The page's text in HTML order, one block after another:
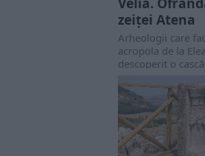
zeiței Atena
Arheologii care
acropola de la
descoperit o